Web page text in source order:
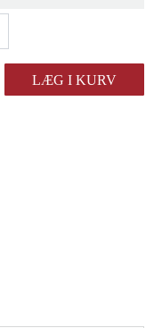
LÆG I KURV